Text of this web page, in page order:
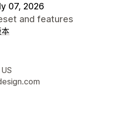
07, 2026
and features